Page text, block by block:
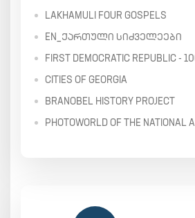
LAKHAMULI FOUR GOSPELS
EN_ᲥᲐᲠᲗᲣᲚᲘ ᲡᲘᲫᲕᲔᲚᲔᲔᲑᲘ
FIRST DEMOCRATIC REPUBLIC -
CITIES OF GEORGIA
BRANOBEL HISTORY PROJECT
PHOTOWORLD OF THE NATIONAL